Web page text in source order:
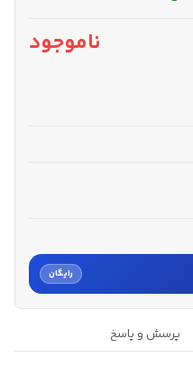
ناموجود
رایگان
پرسش و پاسخ